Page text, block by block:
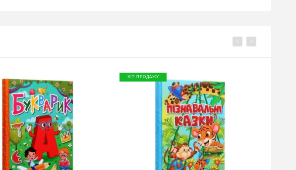
ХІТ ПРОДАЖУ